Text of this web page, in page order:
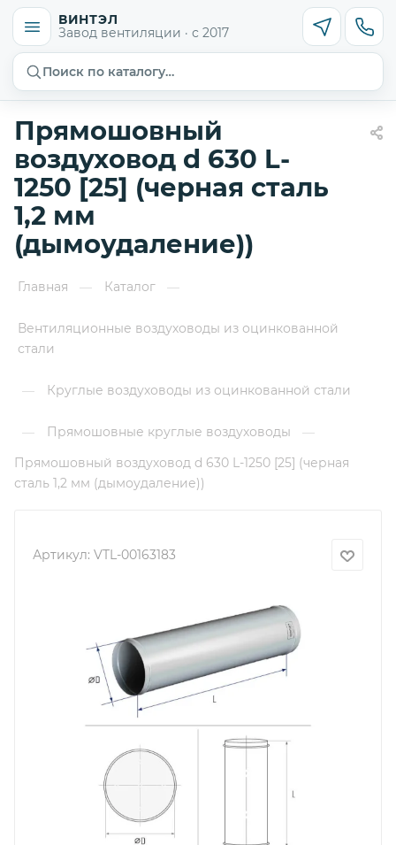
ВИНТЭЛ
Завод вентиляции · с 2017
Поиск по каталогу…
Прямошовный
воздуховод d 630 L-
1250 [25] (черная сталь
1,2 мм
(дымоудаление))
Главная — Каталог —
Вентиляционные воздуховоды из оцинкованной
стали
— Круглые воздуховоды из оцинкованной стали
— Прямошовные круглые воздуховоды
—
Прямошовный воздуховод d 630 L-1250 [25] (черная
сталь 1,2 мм (дымоудаление))
Артикул: VTL-00163183